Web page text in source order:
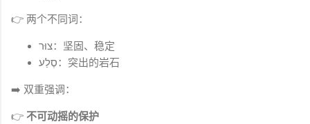
👉 两个不同词：
צוּר：坚固、稳定
סֶלַע：突出的岩石
➡️ 双重强调：
👉 不可动摇的保护